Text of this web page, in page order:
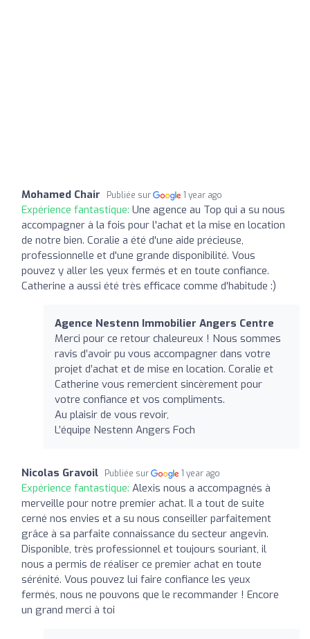
Mohamed Chair Publiée sur 1 year ago
Expérience fantastique: Une agence au Top qui a su nous
accompagner à la fois pour l'achat et la mise en location
de notre bien. Coralie a été d'une aide précieuse,
professionnelle et d'une grande disponibilité. Vous
pouvez y aller les yeux fermés et en toute confiance.
Catherine a aussi été très efficace comme d'habitude :)
Agence Nestenn Immobilier Angers Centre
Merci pour ce retour chaleureux ! Nous sommes
ravis d’avoir pu vous accompagner dans votre
projet d’achat et de mise en location. Coralie et
Catherine vous remercient sincèrement pour
votre confiance et vos compliments.
Au plaisir de vous revoir,
L’équipe Nestenn Angers Foch
Nicolas Gravoil Publiée sur 1 year ago
Expérience fantastique: Alexis nous a accompagnés à
merveille pour notre premier achat. Il a tout de suite
cerné nos envies et a su nous conseiller parfaitement
grâce à sa parfaite connaissance du secteur angevin.
Disponible, très professionnel et toujours souriant, il
nous a permis de réaliser ce premier achat en toute
sérénité. Vous pouvez lui faire confiance les yeux
fermés, nous ne pouvons que le recommander ! Encore
un grand merci à toi